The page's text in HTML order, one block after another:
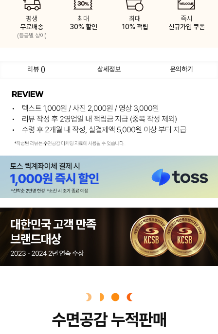
평생
무료배송
(등급별 상이)
최대
30% 할인
최대
10% 적립
즉시
신규가입 쿠폰
리뷰 () 상세정보 문의하기